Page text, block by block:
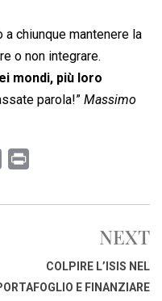
chiunque mantenere la
o non integrare.
mondi, più loro
parola!” Massimo
p
n
i
NEXT
COLPIRE L’ISIS NEL
E FINANZIARE